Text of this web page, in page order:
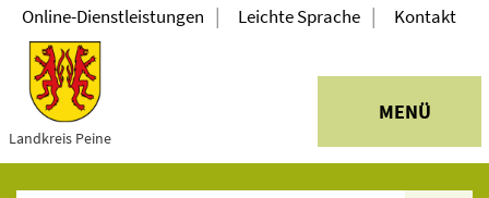
Landkreis Peine
MENÜ
Online-Dienstleistungen | Leichte Sprache | Kontakt